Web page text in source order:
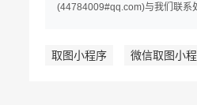
(44784009#qq.com)与我们联系
取图小程序 微信取图小